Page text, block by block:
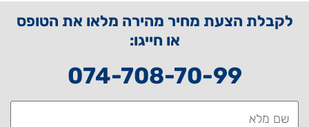
לקבלת הצעת מחיר מהירה מלאו את הטופס
או חייגו:
074-708-70-99